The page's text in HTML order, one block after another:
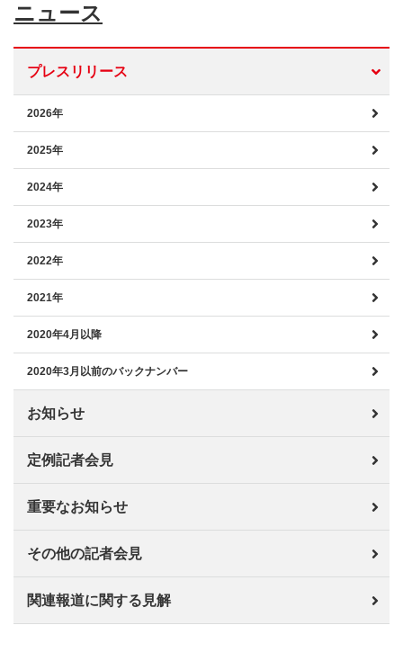
ニュース
プレスリリース
2026年
2025年
2024年
2023年
2022年
2021年
2020年4月以降
2020年3月以前のバックナンバー
お知らせ
定例記者会見
重要なお知らせ
その他の記者会見
関連報道に関する見解